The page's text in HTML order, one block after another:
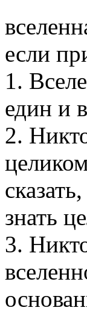
если
1.
един и
2.
знать
3.